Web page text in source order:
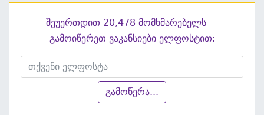
შეუერთდით 20,478 მომხმარებელს —
გამოიწერეთ ვაკანსიები ელფოსტით:
გამოწერა...